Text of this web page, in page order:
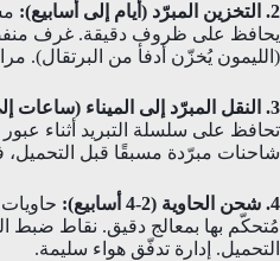
2. التخزين المبرّد (أيام إلى أسابيع):
يحافظ على ظروف دقيقة. غرف
(الليمون يُخزّن أدفأ من البرتقال).
3. النقل المبرّد إلى الميناء (ساعات إلى يوم):
تحافظ على سلسلة التبريد أثناء
شاحنات مبرّدة مسبقًا قبل التحميل،
4. شحن الحاوية (2-4 أسابيع):
مُتحكّم بها بمعالج دقيق. نقاط ضبط
التحميل. إدارة تدفّق هواء سليمة.